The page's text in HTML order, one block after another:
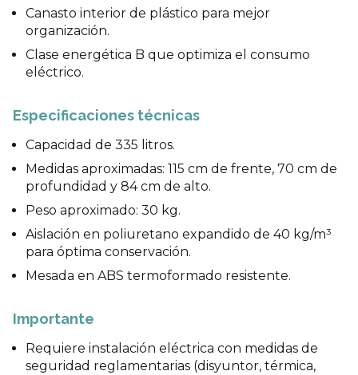
Canasto interior de plástico para mejor
organización.
Clase energética B que optimiza el consumo
eléctrico.
Especificaciones técnicas
Capacidad de 335 litros.
Medidas aproximadas: 115 cm de frente, 70 cm de
profundidad y 84 cm de alto.
Peso aproximado: 30 kg.
Aislación en poliuretano expandido de 40 kg/m³
para óptima conservación.
Mesada en ABS termoformado resistente.
Importante
Requiere instalación eléctrica con medidas de
seguridad reglamentarias (disyuntor, térmica,